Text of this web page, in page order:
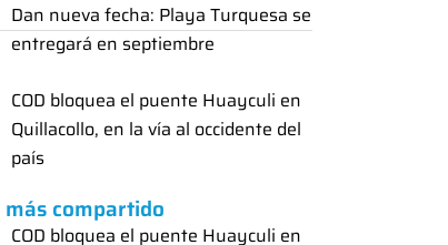
Dan nueva fecha: Playa Turquesa se
entregará en septiembre
COD bloquea el puente Huayculi en
Quillacollo, en la vía al occidente del
país
más compartido
COD bloquea el puente Huayculi en